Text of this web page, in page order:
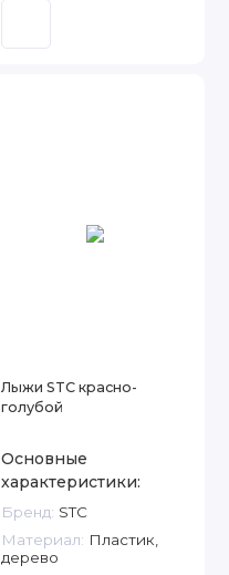
Лыжи STC красно-
голубой
Основные
характеристики:
Бренд: STC
Материал: Пластик,
дерево